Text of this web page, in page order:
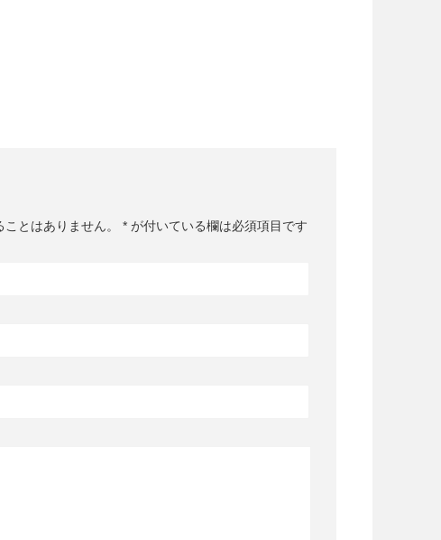
ことはありません。 * が付いている欄は必須項目です